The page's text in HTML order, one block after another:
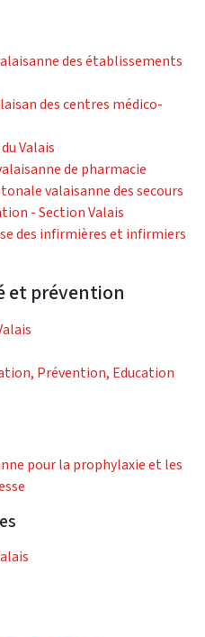
des établissements
des centres médico-
Valais
de pharmacie
valaisanne des secours
- Section Valais
des infirmières et infirmiers
et prévention
Prévention, Education
pour la prophylaxie et les